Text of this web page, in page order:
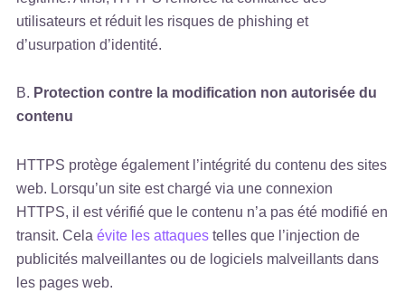
utilisateurs et réduit les risques de phishing et
d’usurpation d’identité.
B. Protection contre la modification non autorisée du
contenu
HTTPS protège également l’intégrité du contenu des sites
web. Lorsqu’un site est chargé via une connexion
HTTPS, il est vérifié que le contenu n’a pas été modifié en
transit. Celaévite les attaques telles que l’injection de
publicités malveillantes ou de logiciels malveillants dans
les pages web.